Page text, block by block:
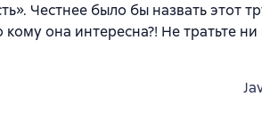
Честнее было бы назвать этот
она интересна?! Не тратьте